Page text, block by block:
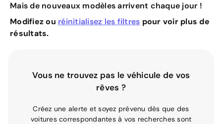
Mais de nouveaux modèles arrivent chaque jour !
Modifiez ou réinitialisez les filtres pour voir plus de
résultats.
Vous ne trouvez pas le véhicule de vos
rêves ?
Créez une alerte et soyez prévenu dès que des
voitures correspondantes à vos recherches sont